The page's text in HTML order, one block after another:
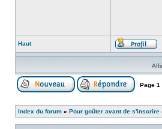
Haut
Page 1
Index du forum » Pour goûter avant de s'inscrire